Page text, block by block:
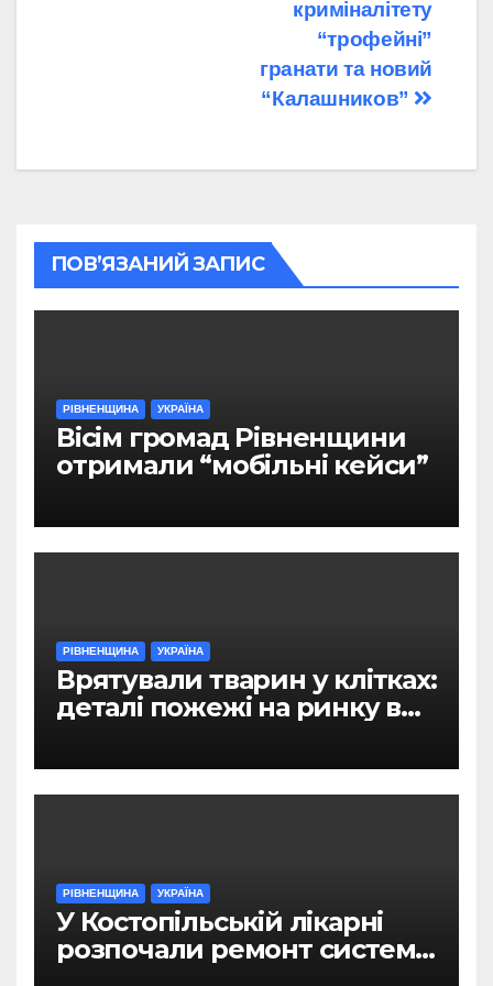
криміналітету
“трофейні”
гранати та новий
“Калашников”
ПОВ’ЯЗАНИЙ ЗАПИС
РІВНЕНЩИНА УКРАЇНА
Вісім громад Рівненщини
отримали “мобільні кейси”
РІВНЕНЩИНА УКРАЇНА
Врятували тварин у клітках:
деталі пожежі на ринку в
РІВНЕНЩИНА УКРАЇНА
У Костопільській лікарні
розпочали ремонт системи